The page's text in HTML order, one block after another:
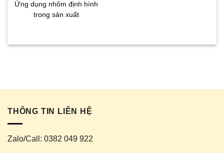
Ứng dụng nhôm định hình
trong sản xuất
THÔNG TIN LIÊN HỆ
Zalo/Call: 0382 049 922